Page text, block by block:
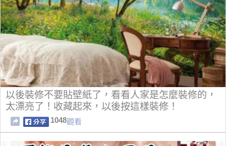
以後裝修不要貼壁紙了，看看人家是怎麼裝修的，
太漂亮了！收藏起來，以後按這樣裝修！
1048觀看